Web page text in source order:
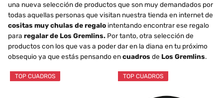
una nueva selección de productos que son muy demandados por
todas aquellas personas que visitan nuestra tienda en internet de
cositas muy chulas de regalo intentando encontrar ese regalo
para regalar de Los Gremlins. Por tanto, otra selección de
productos con los que vas a poder dar en la diana en tu próximo
obsequio ya que estás pensando encuadros de Los Gremlins.
TOP CUADROS TOP CUADROS